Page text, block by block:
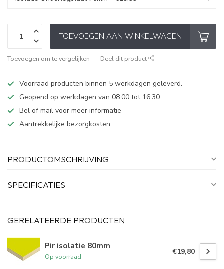
TOEVOEGEN AAN WINKELWAGEN
Toevoegen om te vergelijken Deel dit product
Voorraad producten binnen 5 werkdagen geleverd.
Geopend op werkdagen van 08:00 tot 16:30
Bel of mail voor meer informatie
Aantrekkelijke bezorgkosten
PRODUCTOMSCHRIJVING
SPECIFICATIES
GERELATEERDE PRODUCTEN
Pir isolatie 80mm
Op voorraad
€19,80